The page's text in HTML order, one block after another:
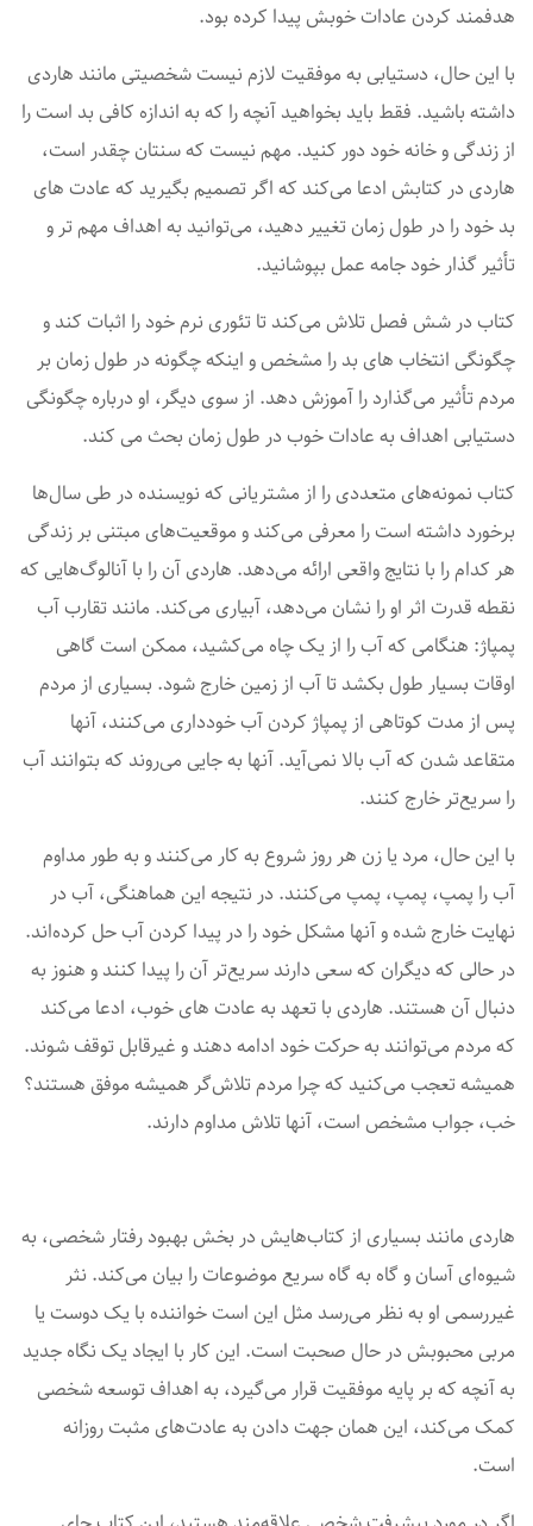
هدفمند کردن عادات خوبش پیدا کرده بود.
با این حال، دستیابی به موفقیت لازم نیست شخصیتی مانند هاردی
داشته باشید. فقط باید بخواهید آنچه را که به اندازه کافی بد است را
از زندگی و خانه خود دور کنید. مهم نیست که سنتان چقدر است،
هاردی در کتابش ادعا می‌کند که اگر تصمیم بگیرید که عادت ‌های
بد خود را در طول زمان تغییر دهید، می‌توانید به اهداف مهم ‌تر و
تأثیر گذار خود جامه عمل بپوشانید.
کتاب در شش فصل تلاش می‌کند تا تئوری نرم خود را اثبات کند و
چگونگی انتخاب های بد‌ را مشخص و اینکه چگونه در طول زمان بر
مردم تأثیر می‌گذارد را آموزش دهد. از سوی دیگر، او درباره چگونگی
دستیابی اهداف به عادات خوب در طول زمان بحث می کند.
کتاب نمونه‌های متعددی را از مشتریانی که نویسنده در طی سال‌ها
برخورد داشته است را معرفی می‌کند و موقعیت‌های مبتنی بر زندگی
هر کدام را با نتایج واقعی ارائه می‌دهد. هاردی آن را با آنالوگ‌هایی که
نقطه قدرت اثر او را نشان می‌دهد، آبیاری می‌کند. مانند تقارب آب
پمپاژ: هنگامی که آب را از یک چاه می‌کشید، ممکن است گاهی
اوقات بسیار طول بکشد تا آب از زمین خارج شود. بسیاری از مردم
پس از مدت کوتاهی از پمپاژ کردن آب خودداری می‌کنند، آنها
متقاعد شدن که آب بالا نمی‌آید. آنها به جایی می‌روند که بتوانند آب
را سریع‌تر خارج کنند.
با این حال، مرد یا زن هر روز شروع به کار می‌کنند و به طور مداوم
آب را پمپ، پمپ، پمپ می‌کنند. در نتیجه این هماهنگی، آب در
نهایت خارج شده و آنها مشکل خود را در پیدا کردن آب حل کرده‌اند.
در حالی که دیگران که سعی دارند سریع‌تر آن را پیدا کنند و هنوز به
دنبال آن هستند. هاردی با تعهد به عادت های خوب، ادعا می‌کند
که مردم می‌توانند به حرکت خود ادامه دهند و غیرقابل توقف شوند.
همیشه تعجب می‌کنید که چرا مردم تلاش‌گر همیشه موفق هستند؟
خب، جواب مشخص است، آنها تلاش مداوم دارند.
هاردی مانند بسیاری از کتاب‌هایش در بخش بهبود رفتار شخصی، به
شیوه‌ای آسان و گاه به گاه سریع موضوعات را بیان می‌کند. نثر
غیررسمی او به نظر می‌رسد مثل این است خواننده با یک دوست یا
مربی محبوبش در حال صحبت است. این کار با ایجاد یک نگاه جدید
به آنچه که بر پایه موفقیت قرار می‌گیرد، به اهداف توسعه شخصی
کمک می‌کند، این همان جهت دادن به عادت‌های مثبت روزانه
است.